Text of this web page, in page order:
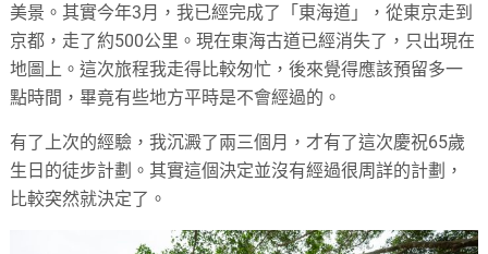
美景。其實今年3月，我已經完成了「東海道」，從東京走到
京都，走了約500公里。現在東海古道已經消失了，只出現在
地圖上。這次旅程我走得比較匆忙，後來覺得應該預留多一
點時間，畢竟有些地方平時是不會經過的。
有了上次的經驗，我沉澱了兩三個月，才有了這次慶祝65歲
生日的徒步計劃。其實這個決定並沒有經過很周詳的計劃，
比較突然就決定了。